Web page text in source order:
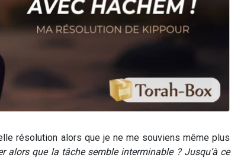
résolution alors que je ne me souviens même plus
alors que la tâche semble interminable ? Jusqu’à ce